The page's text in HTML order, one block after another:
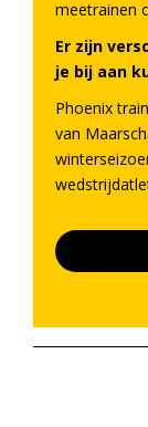
meetrainen
Er zijn
je bij aan
Phoenix
van